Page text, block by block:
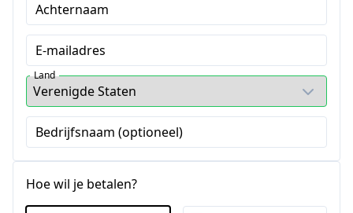
Achternaam
E-mailadres
Land
Bedrijfsnaam (optioneel)
Hoe wil je betalen?